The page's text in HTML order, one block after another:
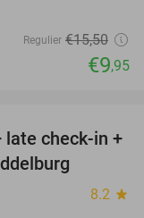
Regulier €15,50
€9,95
52%
late check-in +
8.2 star